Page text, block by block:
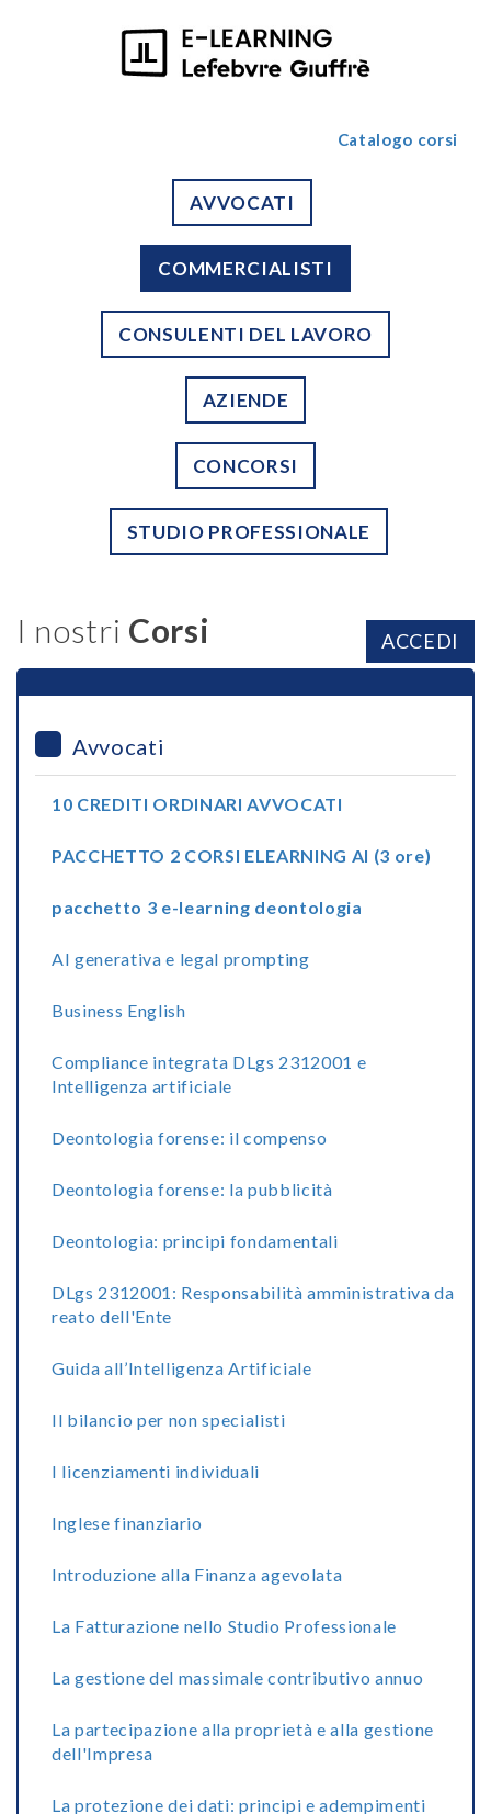
Catalogo corsi
AVVOCATI
COMMERCIALISTI
CONSULENTI DEL LAVORO
AZIENDE
CONCORSI
STUDIO PROFESSIONALE
I nostri Corsi ACCEDI
Avvocati
10 CREDITI ORDINARI AVVOCATI
PACCHETTO 2 CORSI ELEARNING AI (3 ore)
pacchetto 3 e-learning deontologia
AI generativa e legal prompting
Business English
Compliance integrata DLgs 2312001 e
Intelligenza artificiale
Deontologia forense: il compenso
Deontologia forense: la pubblicità
Deontologia: principi fondamentali
DLgs 2312001: Responsabilità amministrativa da
reato dell'Ente
Guida all’Intelligenza Artificiale
Il bilancio per non specialisti
I licenziamenti individuali
Inglese finanziario
Introduzione alla Finanza agevolata
La Fatturazione nello Studio Professionale
La gestione del massimale contributivo annuo
La partecipazione alla proprietà e alla gestione
dell'Impresa
La protezione dei dati: principi e adempimenti